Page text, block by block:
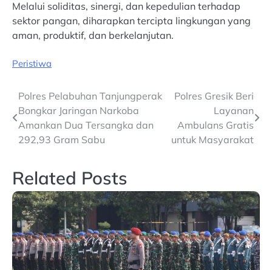
Melalui soliditas, sinergi, dan kepedulian terhadap
sektor pangan, diharapkan tercipta lingkungan yang
aman, produktif, dan berkelanjutan.
Peristiwa
Post
navigation
Polres Pelabuhan Tanjungperak
Bongkar Jaringan Narkoba
Amankan Dua Tersangka dan
292,93 Gram Sabu
Polres Gresik Beri
Layanan
Ambulans Gratis
untuk Masyarakat
Related Posts